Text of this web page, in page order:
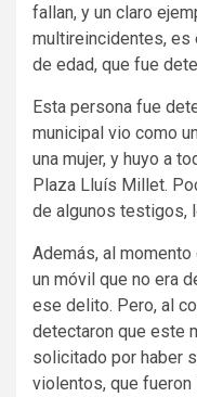
fallan, y un claro
multireincidentes, es
de edad, que fue
Esta persona fue
municipal vio como
una mujer, y huyo a
Plaza Lluís Millet.
de algunos testigos,
Además, al
un móvil que no era
ese delito. Pero, al
detectaron que este
solicitado por haber
violentos, que